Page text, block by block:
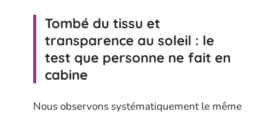
Tombé du tissu et
transparence au soleil : le
test que personne ne fait en
cabine
Nous observons systématiquement le même